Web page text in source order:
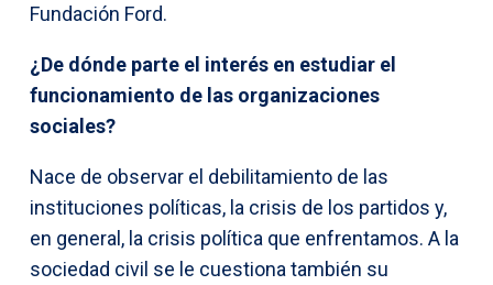
Fundación Ford.
¿De dónde parte el interés en estudiar el
funcionamiento de las organizaciones
sociales?
Nace de observar el debilitamiento de las
instituciones políticas, la crisis de los partidos y,
en general, la crisis política que enfrentamos. A la
sociedad civil se le cuestiona también su